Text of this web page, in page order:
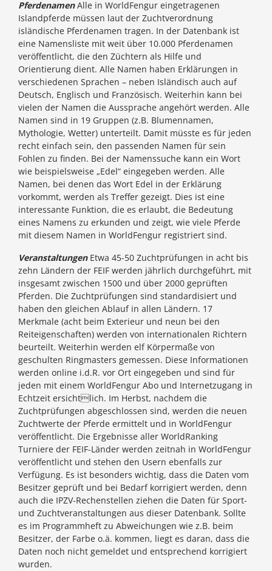
PferdenamenAlle in WorldFengur eingetragenen
Islandpferde müssen laut der Zuchtverordnung
isländische Pferdenamen tragen. In der Datenbank ist
eine Namensliste mit weit über 10.000 Pferdenamen
veröffentlicht, die den Züchtern als Hilfe und
Orientierung dient. Alle Namen haben Erklärungen in
verschiedenen Sprachen – neben Isländisch auch auf
Deutsch, Englisch und Französisch. Weiterhin kann bei
vielen der Namen die Aussprache angehört werden. Alle
Namen sind in 19 Gruppen (z.B. Blumennamen,
Mythologie, Wetter) unterteilt. Damit müsste es für jeden
recht einfach sein, den passenden Namen für sein
Fohlen zu finden. Bei der Namenssuche kann ein Wort
wie beispielsweise „Edel“ eingegeben werden. Alle
Namen, bei denen das Wort Edel in der Erklärung
vorkommt, werden als Treffer gezeigt. Dies ist eine
interessante Funktion, die es erlaubt, die Bedeutung
eines Namens zu erkunden und zeigt, wie viele Pferde
mit diesem Namen in WorldFengur registriert sind.
VeranstaltungenEtwa 45-50 Zuchtprüfungen in acht bis
zehn Ländern der FEIF werden jährlich durchgeführt, mit
insgesamt zwischen 1500 und über 2000 geprüften
Pferden. Die Zuchtprüfungen sind standardisiert und
haben den gleichen Ablauf in allen Ländern. 17
Merkmale (acht beim Exterieur und neun bei den
Reiteigenschaften) werden von internationalen Richtern
beurteilt. Weiterhin werden elf Körpermaße von
geschulten Ringmasters gemessen. Diese Informationen
werden online i.d.R. vor Ort eingegeben und sind für
jeden mit einem WorldFengur Abo und Internetzugang in
Echtzeit ersichtlich. Im Herbst, nachdem die
Zuchtprüfungen abgeschlossen sind, werden die neuen
Zuchtwerte der Pferde ermittelt und in WorldFengur
veröffentlicht. Die Ergebnisse aller WorldRanking
Turniere der FEIF-Länder werden zeitnah in WorldFengur
veröffentlicht und stehen den Usern ebenfalls zur
Verfügung. Es ist besonders wichtig, dass die Daten vom
Besitzer geprüft und bei Bedarf korrigiert werden, denn
auch die IPZV-Rechenstellen ziehen die Daten für Sport-
und Zuchtveranstaltungen aus dieser Datenbank. Sollte
es im Programmheft zu Abweichungen wie z.B. beim
Besitzer, der Farbe o.ä. kommen, liegt es daran, dass die
Daten noch nicht gemeldet und entsprechend korrigiert
wurden.